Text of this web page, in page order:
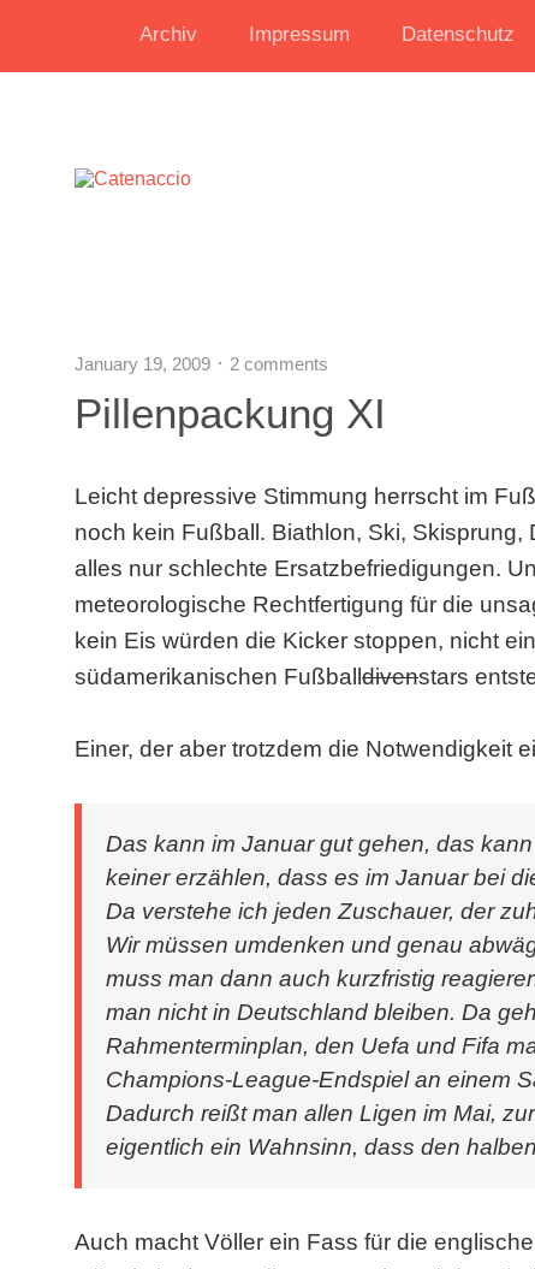
Archiv Impressum Datenschutz
January 19, 2009 2 comments
Pillenpackung XI
Leicht depressive Stimmung herrscht im
noch kein Fußball. Biathlon, Ski,
alles nur schlechte Ersatzbefriedigungen.
meteorologische Rechtfertigung für die
kein Eis würden die Kicker stoppen, nicht
südamerikanischen Fußball divenstars
Einer, der aber trotzdem die Notwendigkeit
Das kann im Januar gut gehen, das
keiner erzählen, dass es im Januar bei
Da verstehe ich jeden Zuschauer, der
Wir müssen umdenken und genau
muss man dann auch kurzfristig
man nicht in Deutschland bleiben. Da
Rahmenterminplan, den Uefa und Fifa
Champions-League-Endspiel an einem
Dadurch reißt man allen Ligen im Mai,
eigentlich ein Wahnsinn, dass den
Auch macht Völler ein Fass für die